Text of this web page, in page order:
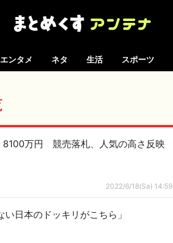
エンタメ ネタ 生活 スポーツ
8100万円 競売落札、人気の高さ反映
2022/6/18(Sa) 14:59
日本のドッキリがこちら」